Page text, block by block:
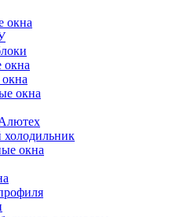
окна
окна
окна